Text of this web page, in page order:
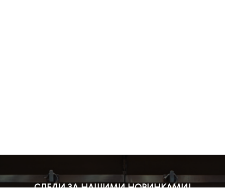
СЛЕДИ ЗА НАШИМИ НОВИНКАМИ!